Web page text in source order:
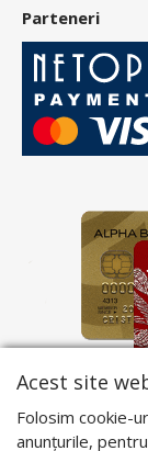
Parteneri
Acest site
Folosim cookie-
anunțurile,